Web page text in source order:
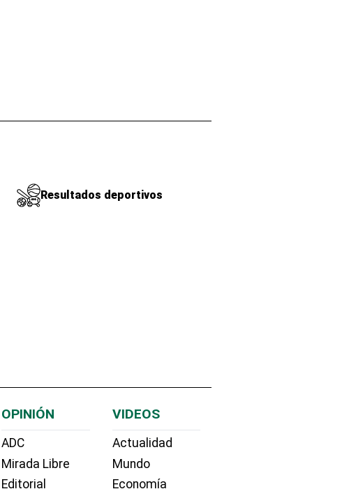
Resultados deportivos
OPINIÓN
ADC
Mirada Libre
Editorial
VIDEOS
Actualidad
Mundo
Economía